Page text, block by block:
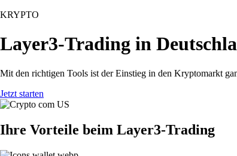
KRYPTO
Layer3-Trading in
Mit den richtigen Tools ist der Einstieg in den Kryptomarkt
Jetzt starten
Ihre Vorteile beim Layer3-Trading